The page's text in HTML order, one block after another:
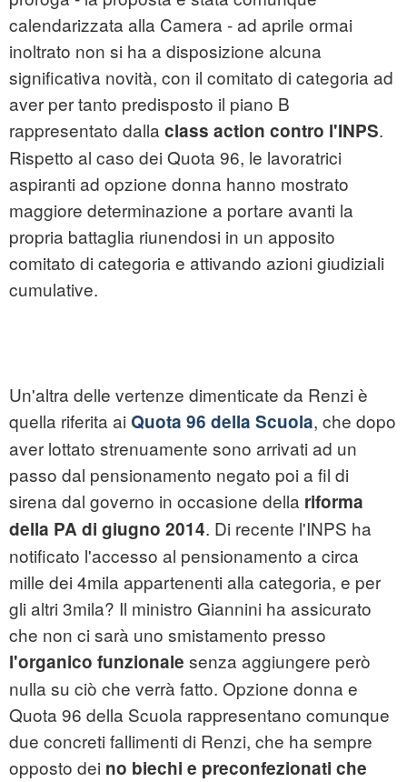
calendarizzata alla Camera - ad aprile ormai
inoltrato non si ha a disposizione alcuna
significativa novità, con il comitato di categoria ad
aver per tanto predisposto il piano B
rappresentato dalla class action contro l'INPS.
Rispetto al caso dei Quota 96, le lavoratrici
aspiranti ad opzione donna hanno mostrato
maggiore determinazione a portare avanti la
propria battaglia riunendosi in un apposito
comitato di categoria e attivando azioni giudiziali
cumulative.
Un'altra delle vertenze dimenticate da Renzi è
quella riferita ai Quota 96 della Scuola, che dopo
aver lottato strenuamente sono arrivati ad un
passo dal pensionamento negato poi a fil di
sirena dal governo in occasione della riforma
della PA di giugno 2014. Di recente l'INPS ha
notificato l'accesso al pensionamento a circa
mille dei 4mila appartenenti alla categoria, e per
gli altri 3mila? Il ministro Giannini ha assicurato
che non ci sarà uno smistamento presso
l'organico funzionale senza aggiungere però
nulla su ciò che verrà fatto. Opzione donna e
Quota 96 della Scuola rappresentano comunque
due concreti fallimenti di Renzi, che ha sempre
opposto dei no biechi e preconfezionati che